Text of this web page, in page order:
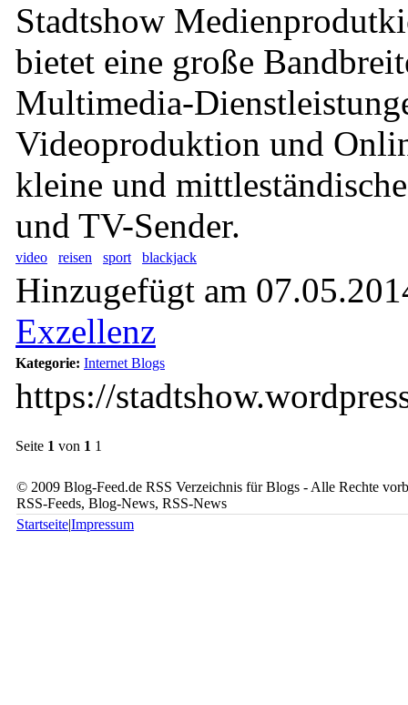
Stadtshow
bietet eine große
Multimedia-
Videoproduktion und
kleine und
und TV-Sender.
video reisen sport blackjack
Hinzugefügt am
Exzellenz
Kategorie: Internet Blogs
https://
Seite 1 von 1 1
© 2009 Blog-Feed.de RSS Verzeichnis für Blogs - Alle Rechte
RSS-Feeds, Blog-News, RSS-News
Startseite|Impressum